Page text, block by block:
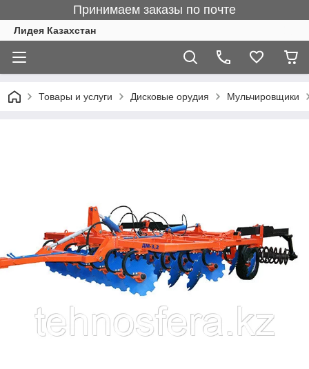
Принимаем заказы по почте
Лидея Казахстан
Товары и услуги Дисковые орудия Мульчировщики